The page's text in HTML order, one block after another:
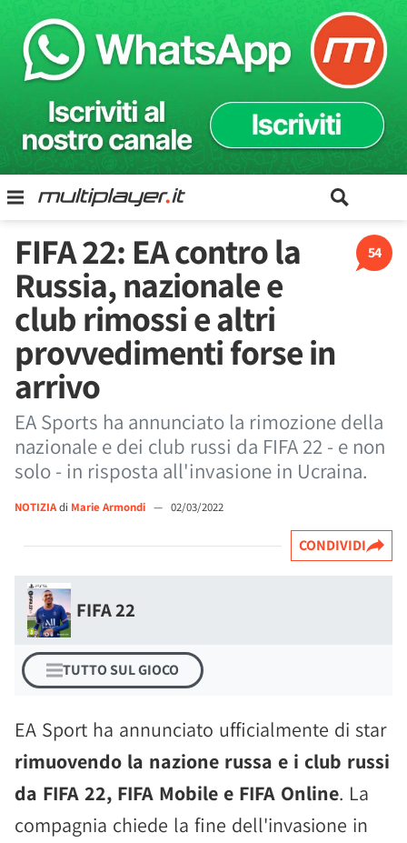
54
FIFA 22: EA contro la
Russia, nazionale e
club rimossi e altri
provvedimenti forse in
arrivo
EA Sports ha annunciato la rimozione della
nazionale e dei club russi da FIFA 22 - e non
solo - in risposta all'invasione in Ucraina.
NOTIZIAdi Marie Armondi — 02/03/2022
CONDIVIDI
FIFA 22
TUTTO SUL GIOCO
EA Sport ha annunciato ufficialmente di star
rimuovendo la nazione russa e i club russi
da FIFA 22, FIFA Mobile e FIFA Online. La
compagnia chiede la fine dell'invasione in